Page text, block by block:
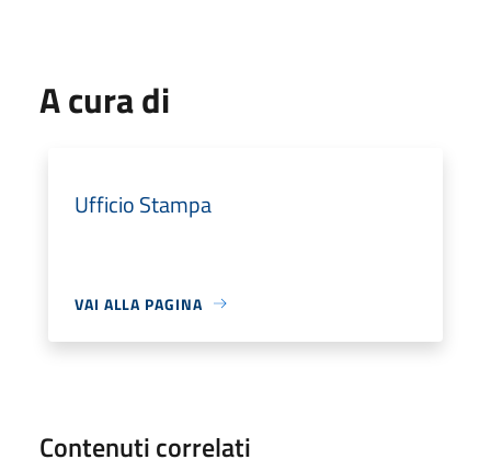
A cura di
Ufficio Stampa
VAI ALLA PAGINA
Contenuti correlati